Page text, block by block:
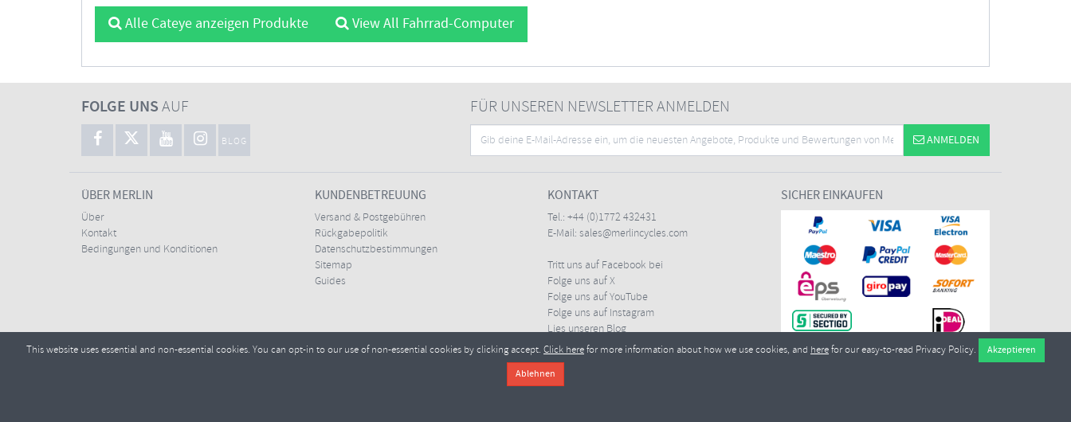
Alle Cateye anzeigen Produkte View All Fahrrad-Computer
FOLGE UNSAUF
BLOG
FÜR UNSEREN NEWSLETTER ANMELDEN
ANMELDEN
ÜBER MERLIN
Über
Kontakt
Bedingungen und Konditionen
KUNDENBETREUUNG
Versand & Postgebühren
Rückgabepolitik
Datenschutzbestimmungen
Sitemap
Guides
KONTAKT
Tel.: +44 (0)1772 432431
E-Mail: sales@merlincycles.com
Tritt uns auf Facebook bei
Folge uns auf X
Folge uns auf YouTube
Folge uns auf Instagram
Lies unseren Blog
SICHER EINKAUFEN
Merlin Cycles Ltd., Unit A4 Buckshaw Link, Ordnance Road, Buckshaw Village, Chorley PR7 7EL United Kingdom
This website uses essential and non-essential cookies. You can opt-in to our use of non-essential cookies by clicking accept. Click herefor more information about how we use cookies, and herefor our easy-to-read Privacy Policy.